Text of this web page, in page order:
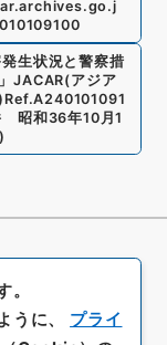
生状況と警察措
」JACAR(アジア
Ref.A240101091
昭和36年10月1
)
。
うに、 プライ